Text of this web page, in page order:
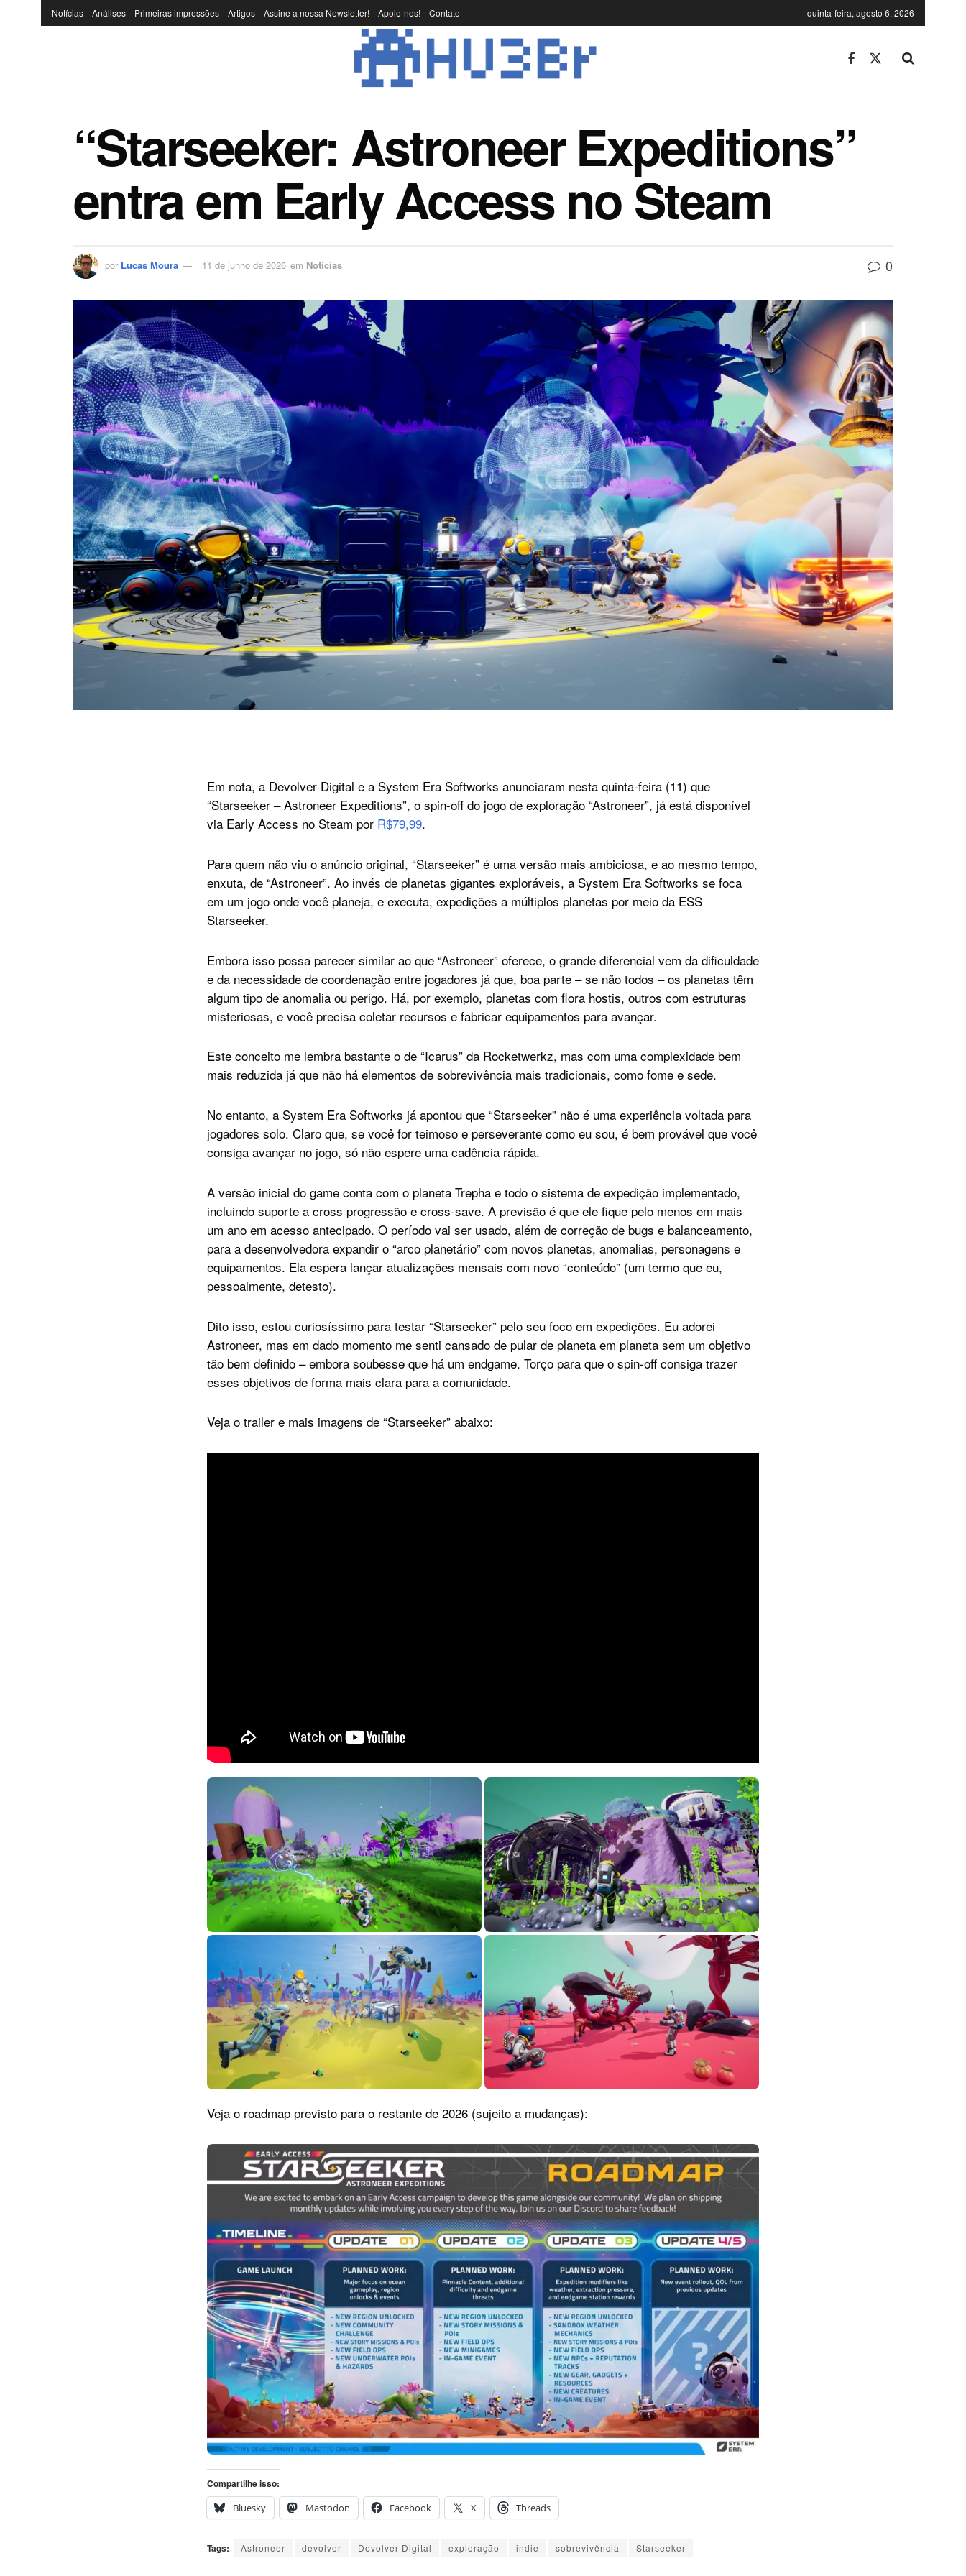
Notícias Análises Primeiras impressões Artigos Assine a nossa Newsletter! Apoie-nos! Contato quinta-feira, agosto 6, 2026
“Starseeker: Astroneer Expeditions”
entra em Early Access no Steam
por Lucas Moura 11 de junho de 2026 em Notícias 0
Em nota, a Devolver Digital e a System Era Softworks anunciaram nesta quinta-feira (11) que
“Starseeker – Astroneer Expeditions”, o spin-off do jogo de exploração “Astroneer”, já está disponível
via Early Access no Steam por R$79,99.
Para quem não viu o anúncio original, “Starseeker” é uma versão mais ambiciosa, e ao mesmo tempo,
enxuta, de “Astroneer”. Ao invés de planetas gigantes exploráveis, a System Era Softworks se foca
em um jogo onde você planeja, e executa, expedições a múltiplos planetas por meio da ESS
Starseeker.
Embora isso possa parecer similar ao que “Astroneer” oferece, o grande diferencial vem da dificuldade
e da necessidade de coordenação entre jogadores já que, boa parte – se não todos – os planetas têm
algum tipo de anomalia ou perigo. Há, por exemplo, planetas com flora hostis, outros com estruturas
misteriosas, e você precisa coletar recursos e fabricar equipamentos para avançar.
Este conceito me lembra bastante o de “Icarus” da Rocketwerkz, mas com uma complexidade bem
mais reduzida já que não há elementos de sobrevivência mais tradicionais, como fome e sede.
No entanto, a System Era Softworks já apontou que “Starseeker” não é uma experiência voltada para
jogadores solo. Claro que, se você for teimoso e perseverante como eu sou, é bem provável que você
consiga avançar no jogo, só não espere uma cadência rápida.
A versão inicial do game conta com o planeta Trepha e todo o sistema de expedição implementado,
incluindo suporte a cross progressão e cross-save. A previsão é que ele fique pelo menos em mais
um ano em acesso antecipado. O período vai ser usado, além de correção de bugs e balanceamento,
para a desenvolvedora expandir o “arco planetário” com novos planetas, anomalias, personagens e
equipamentos. Ela espera lançar atualizações mensais com novo “conteúdo” (um termo que eu,
pessoalmente, detesto).
Dito isso, estou curiosíssimo para testar “Starseeker” pelo seu foco em expedições. Eu adorei
Astroneer, mas em dado momento me senti cansado de pular de planeta em planeta sem um objetivo
tão bem definido – embora soubesse que há um endgame. Torço para que o spin-off consiga trazer
esses objetivos de forma mais clara para a comunidade.
Veja o trailer e mais imagens de “Starseeker” abaixo:
Veja o roadmap previsto para o restante de 2026 (sujeito a mudanças):
Compartilhe isso:
Bluesky
Mastodon Facebook X Threads
Tags: Astroneer devolver Devolver Digital exploração indie sobrevivência Starseeker